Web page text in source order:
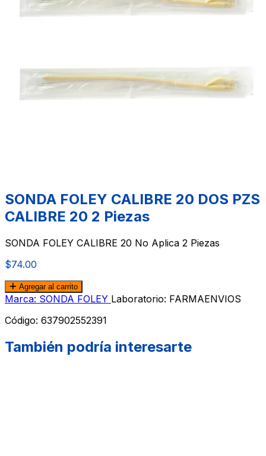
SONDA FOLEY CALIBRE 20 DOS PZS
CALIBRE 20 2 Piezas
SONDA FOLEY CALIBRE 20 No Aplica 2 Piezas
$74.00
Agregar al carrito
Marca: SONDA FOLEY Laboratorio: FARMAENVIOS
Código: 637902552391
También podría interesarte